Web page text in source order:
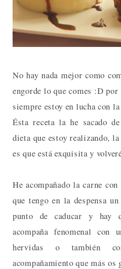
No hay nada mejor como
engorde lo que comes :D
siempre estoy en lucha con
Ésta receta la he sacado
dieta que estoy realizando,
es que está exquisita y
He acompañado la carne
que tengo en la despensa
punto de caducar y hay
acompaña fenomenal con
hervidas o también
acompañamiento que más os